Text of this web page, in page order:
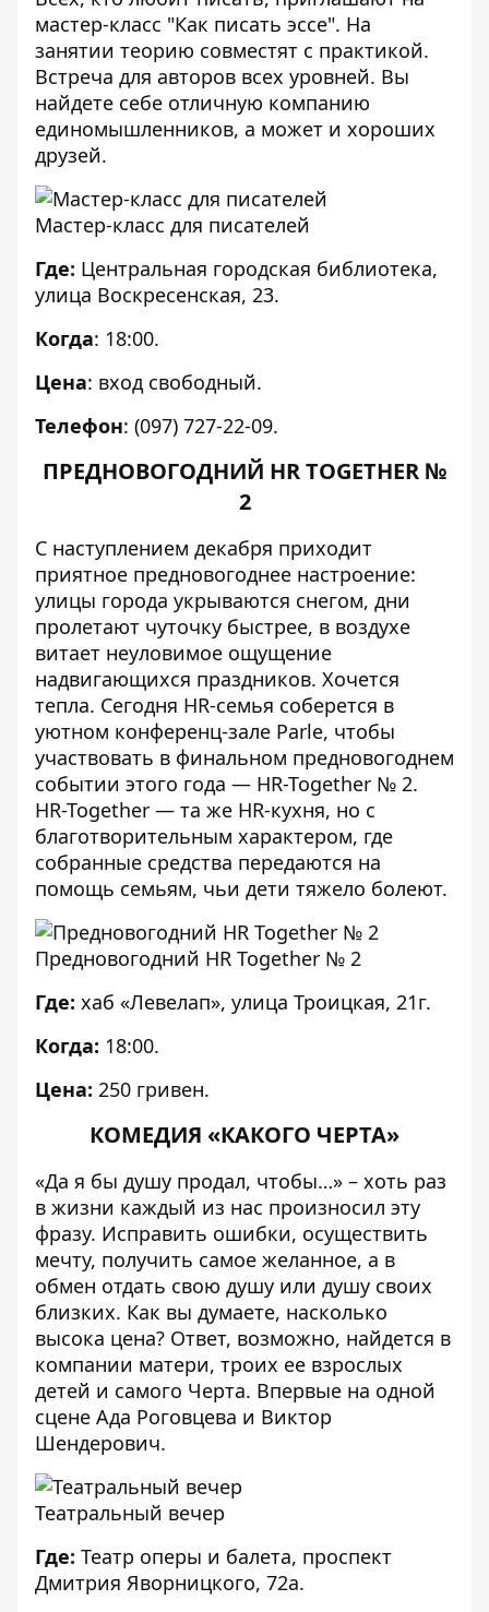
мастер-класс "Как писать эссе". На
занятии теорию совместят с практикой.
Встреча для авторов всех уровней. Вы
найдете себе отличную компанию
единомышленников, а может и хороших
друзей.
Мастер-класс для писателей
Где: Центральная городская библиотека,
улица Воскресенская, 23.
Когда: 18:00.
Цена: вход свободный.
Телефон: (097) 727-22-09.
ПРЕДНОВОГОДНИЙ HR TOGETHER №
2
С наступлением декабря приходит
приятное предновогоднее настроение:
улицы города укрываются снегом, дни
пролетают чуточку быстрее, в воздухе
витает неуловимое ощущение
надвигающихся праздников. Хочется
тепла. Сегодня HR-семья соберется в
уютном конференц-зале Parle, чтобы
участвовать в финальном предновогоднем
событии этого года — HR-Together № 2.
HR-Together — та же HR-кухня, но с
благотворительным характером, где
собранные средства передаются на
помощь семьям, чьи дети тяжело болеют.
Предновогодний HR Together № 2
Где: хаб «Левелап», улица Троицкая, 21г.
Когда: 18:00.
Цена: 250 гривен.
КОМЕДИЯ «КАКОГО ЧЕРТА»
«Да я бы душу продал, чтобы…» – хоть раз
в жизни каждый из нас произносил эту
фразу. Исправить ошибки, осуществить
мечту, получить самое желанное, а в
обмен отдать свою душу или душу своих
близких. Как вы думаете, насколько
высока цена? Ответ, возможно, найдется в
компании матери, троих ее взрослых
детей и самого Черта. Впервые на одной
сцене Ада Роговцева и Виктор
Шендерович.
Театральный вечер
Где: Театр оперы и балета, проспект
Дмитрия Яворницкого, 72а.